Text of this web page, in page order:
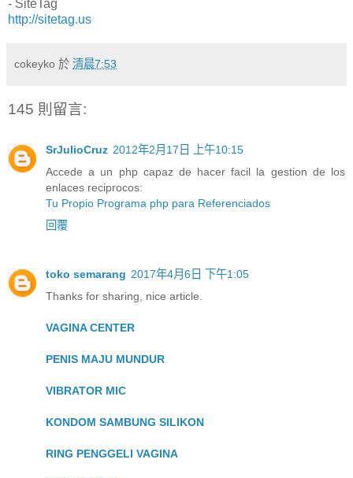
- SiteTag
http://sitetag.us
cokeyko 於 清晨7:53
145 則留言:
SrJulioCruz 2012年2月17日 上午10:15
Accede a un php capaz de hacer facil la gestion de los
enlaces reciprocos:
Tu Propio Programa php para Referenciados
回覆
toko semarang 2017年4月6日 下午1:05
Thanks for sharing, nice article.
VAGINA CENTER
PENIS MAJU MUNDUR
VIBRATOR MIC
KONDOM SAMBUNG SILIKON
RING PENGGELI VAGINA